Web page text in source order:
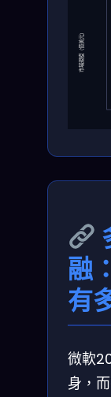
市場規模（億美元）
融
有
微軟
身，